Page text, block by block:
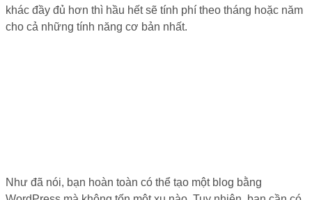
khác đầy đủ hơn thì hầu hết sẽ tính phí theo tháng hoặc năm
cho cả những tính năng cơ bản nhất.
Như đã nói, bạn hoàn toàn có thể tạo một blog bằng